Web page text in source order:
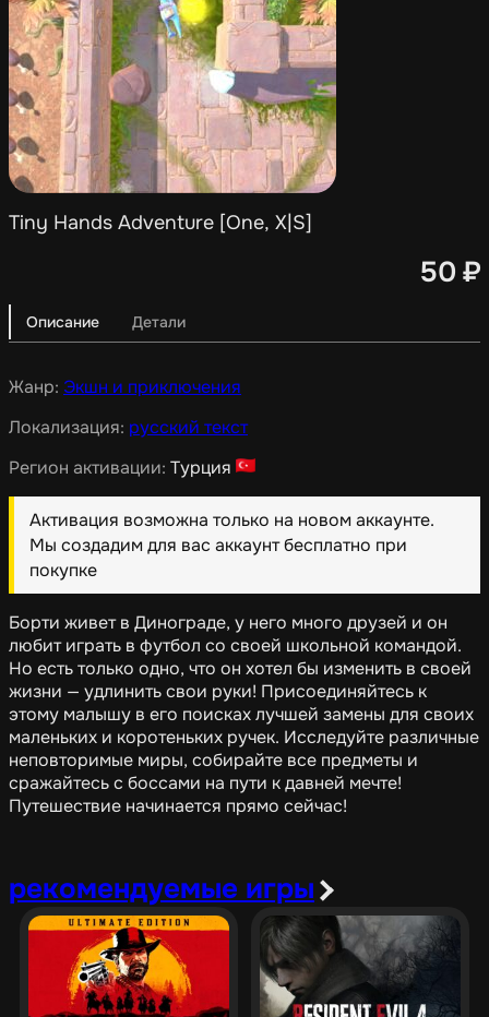
Tiny Hands Adventure [One, X|S]
50 ₽
Описание Детали
Жанр: Экшн и приключения
Локализация: русский текст
Регион активации: Турция
Активация возможна только на новом аккаунте.
Мы создадим для вас аккаунт бесплатно при
покупке
Борти живет в Динограде, у него много друзей и он
любит играть в футбол со своей школьной командой.
Но есть только одно, что он хотел бы изменить в своей
жизни — удлинить свои руки! Присоединяйтесь к
этому малышу в его поисках лучшей замены для своих
маленьких и коротеньких ручек. Исследуйте различные
неповторимые миры, собирайте все предметы и
сражайтесь с боссами на пути к давней мечте!
Путешествие начинается прямо сейчас!
рекомендуемые игры